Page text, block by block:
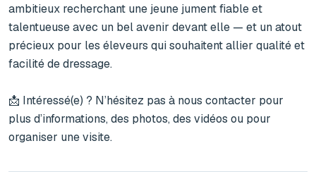
ambitieux recherchant une jeune jument fiable et
talentueuse avec un bel avenir devant elle — et un atout
précieux pour les éleveurs qui souhaitent allier qualité et
facilité de dressage.
📩 Intéressé(e) ? N’hésitez pas à nous contacter pour
plus d’informations, des photos, des vidéos ou pour
organiser une visite.